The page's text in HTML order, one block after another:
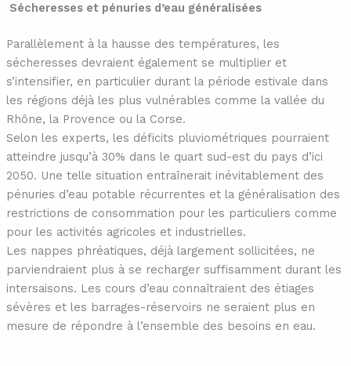
Sécheresses et pénuries d’eau généralisées
Parallèlement à la hausse des températures, les
sécheresses devraient également se multiplier et
s’intensifier, en particulier durant la période estivale dans
les régions déjà les plus vulnérables comme la vallée du
Rhône, la Provence ou la Corse.
Selon les experts, les déficits pluviométriques pourraient
atteindre jusqu’à 30% dans le quart sud-est du pays d’ici
2050. Une telle situation entraînerait inévitablement des
pénuries d’eau potable récurrentes et la généralisation des
restrictions de consommation pour les particuliers comme
pour les activités agricoles et industrielles.
Les nappes phréatiques, déjà largement sollicitées, ne
parviendraient plus à se recharger suffisamment durant les
intersaisons. Les cours d’eau connaîtraient des étiages
sévères et les barrages-réservoirs ne seraient plus en
mesure de répondre à l’ensemble des besoins en eau.